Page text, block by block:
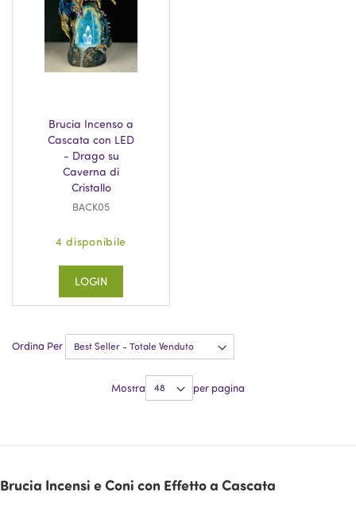
Brucia Incenso a
Cascata con LED
- Drago su
Caverna di
Cristallo
BACK05
4 disponibile
LOGIN
Ordina Per
Mostra per pagina
Brucia Incensi e Coni con Effetto a Cascata